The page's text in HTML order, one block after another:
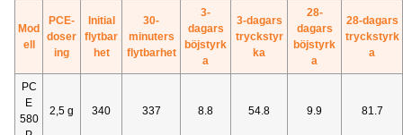
Mod
ell
PCE-
doser
ing
Initial
flytbar
het
30-
minuters
flytbarhet
3-
dagars
böjstyrk
a
3-dagars
tryckstyr
ka
28-
dagars
böjstyrk
a
28-dagars
tryckstyrk
a
PC
E
580
2,5 g 340 337 8.8 54.8 9.9 81.7